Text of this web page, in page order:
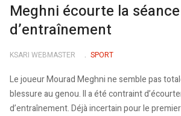
Meghni écourte la séance
d’entraînement
KSARI WEBMASTER SPORT
Le joueur Mourad Meghni ne semble pas
blessure au genou. Il a été contraint
d’entraînement. Déjà incertain pour le